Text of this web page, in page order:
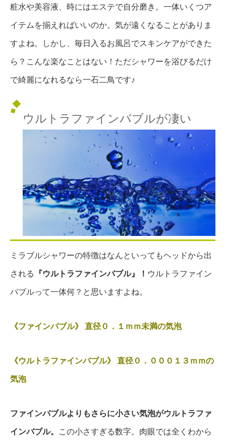
粧水や美容液、時にはエステで自分磨き。一体いくつア
イテムを揃えればいいのか。気が遠くなることがありま
すよね。しかし、毎日入るお風呂でスキンケアができた
ら？こんな楽なことはない！ただシャワーを浴びるだけ
で綺麗になれるなら一石二鳥です♪
ウルトラファインバブルが凄い
ミラブルシャワーの特徴はなんといってもヘッドから出
される 『ウルトラファインバブル』！ ウルトラファイン
バブルって一体何？と思いますよね。
《ファインバブル》 直径０．１ｍｍ未満の気泡
《ウルトラファインバブル》 直径０．０００１３ｍｍの
気泡
ファインバブルよりもさらに小さい気泡がウルトラファ
インバブル。 この小さすぎる数字。肉眼では全くわから